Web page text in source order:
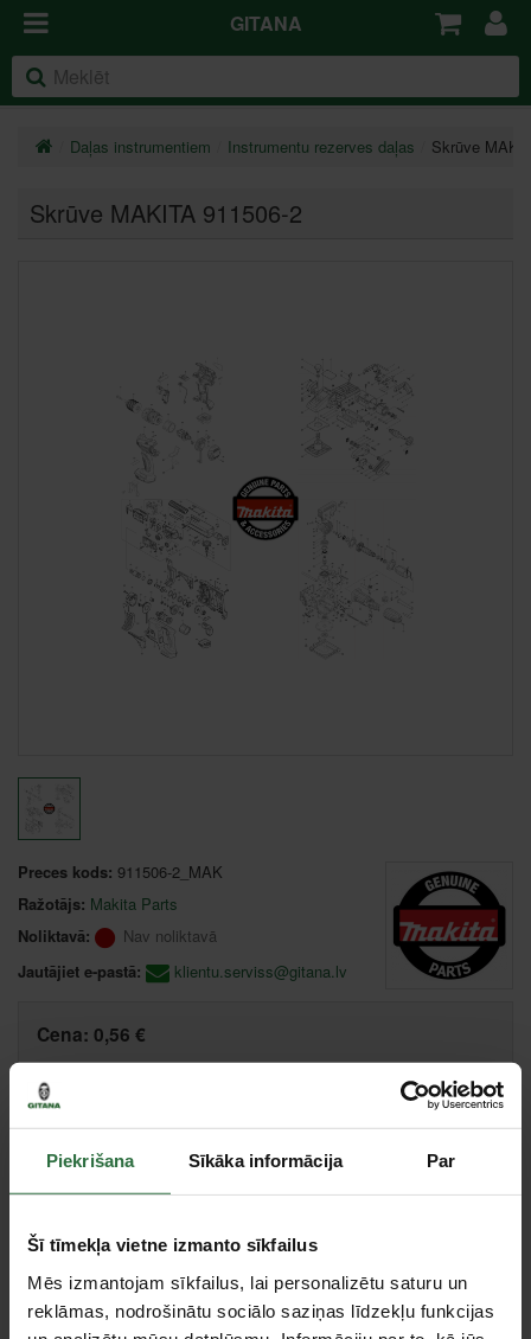
Piekrišana Sīkāka informācija Par
Šī tīmekļa vietne izmanto sīkfailus
Mēs izmantojam sīkfailus, lai personalizētu saturu un
reklāmas, nodrošinātu sociālo saziņas līdzekļu funkcijas
GITANA
Daļas instrumentiem Instrumentu rezerves daļas Skrūve
Skrūve MAKITA 911506-2
Preces kods: 911506-2_MAK
Ražotājs: Makita Parts
Noliktavā:
Nav noliktavā
Jautājiet e-pastā:
klientu.serviss@gitana.lv
Cena: 0,56 €
Paziņot, kad prece ir pieejama
Tie, kas apskatīja šo preci, tāpat interesējās par...